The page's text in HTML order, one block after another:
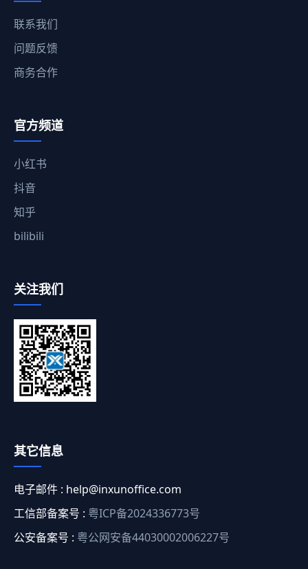
联系我们
问题反馈
商务合作
官方频道
小红书
抖音
知乎
bilibili
关注我们
其它信息
电子邮件 : help@inxunoffice.com
工信部备案号 : 粤ICP备2024336773号
公安备案号 : 粤公网安备44030002006227号